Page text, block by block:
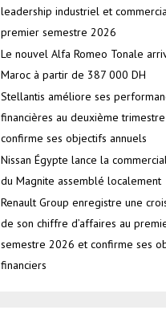
leadership industriel et
premier semestre 2026
Le nouvel Alfa Romeo Tonale
Maroc à partir de 387 000 DH
Stellantis améliore ses
financières au deuxième
confirme ses objectifs annuels
Nissan Égypte lance la
du Magnite assemblé localement
Renault Group enregistre une
de son chiffre d’affaires au
semestre 2026 et confirme ses
financiers